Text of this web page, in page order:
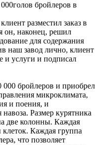
бройлеров в
разместил заказ в
он, наконец, решил
для содержания
наш завод лично, клиент
и услуги и подписал
000 бройлеров и приобрел
микроклимата,
и поения, и
Размер курятника
две колонны. Каждая
Каждая группа
что позволяет